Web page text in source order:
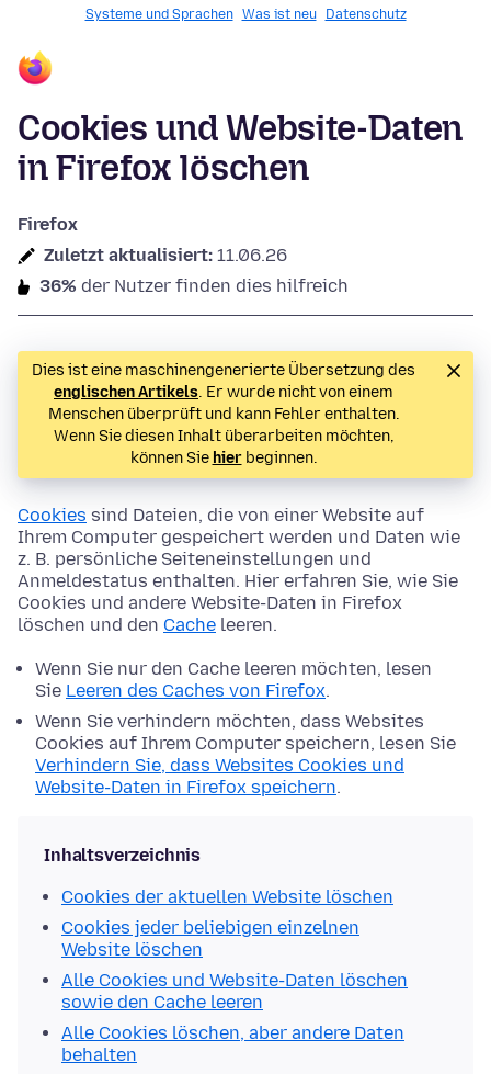
Systeme und Sprachen Was ist neu Datenschutz
Cookies und Website-Daten
in Firefox löschen
Firefox
Zuletzt aktualisiert: 11.06.26
36% der Nutzer finden dies hilfreich
Dies ist eine maschinengenerierte Übersetzung des
englischen Artikels. Er wurde nicht von einem
Menschen überprüft und kann Fehler enthalten.
Wenn Sie diesen Inhalt überarbeiten möchten,
können Sie hierbeginnen.
Cookies sind Dateien, die von einer Website auf
Ihrem Computer gespeichert werden und Daten wie
z. B. persönliche Seiteneinstellungen und
Anmeldestatus enthalten. Hier erfahren Sie, wie Sie
Cookies und andere Website-Daten in Firefox
löschen und den Cache leeren.
Wenn Sie nur den Cache leeren möchten, lesen
Sie Leeren des Caches von Firefox.
Wenn Sie verhindern möchten, dass Websites
Cookies auf Ihrem Computer speichern, lesen Sie
Verhindern Sie, dass Websites Cookies und
Website-Daten in Firefox speichern.
Inhaltsverzeichnis
Cookies der aktuellen Website löschen
Cookies jeder beliebigen einzelnen
Website löschen
Alle Cookies und Website-Daten löschen
sowie den Cache leeren
Alle Cookies löschen, aber andere Daten
behalten